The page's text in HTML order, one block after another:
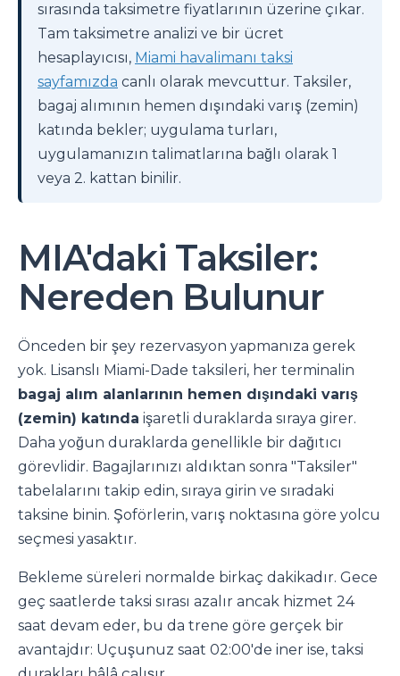
sırasında taksimetre fiyatlarının üzerine çıkar.
Tam taksimetre analizi ve bir ücret
hesaplayıcısı, Miami havalimanı taksi
sayfamızda canlı olarak mevcuttur. Taksiler,
bagaj alımının hemen dışındaki varış (zemin)
katında bekler; uygulama turları,
uygulamanızın talimatlarına bağlı olarak 1
veya 2. kattan binilir.
MIA'daki Taksiler:
Nereden Bulunur
Önceden bir şey rezervasyon yapmanıza gerek
yok. Lisanslı Miami-Dade taksileri, her terminalin
bagaj alım alanlarının hemen dışındaki varış
(zemin) katında işaretli duraklarda sıraya girer.
Daha yoğun duraklarda genellikle bir dağıtıcı
görevlidir. Bagajlarınızı aldıktan sonra "Taksiler"
tabelalarını takip edin, sıraya girin ve sıradaki
taksine binin. Şoförlerin, varış noktasına göre yolcu
seçmesi yasaktır.
Bekleme süreleri normalde birkaç dakikadır. Gece
geç saatlerde taksi sırası azalır ancak hizmet 24
saat devam eder, bu da trene göre gerçek bir
avantajdır: Uçuşunuz saat 02:00'de iner ise, taksi